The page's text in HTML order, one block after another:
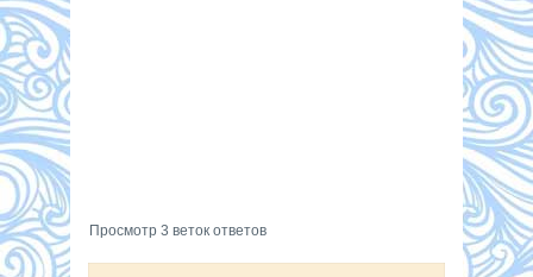
Просмотр 3 веток ответов